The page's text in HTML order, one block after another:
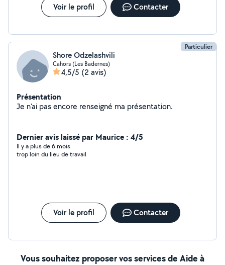
Voir le profil Contacter
Particulier
Shore Odzelashvili
Cahors (Les Badernes)
4,5/5 (2 avis)
Présentation
Je n'ai pas encore renseigné ma présentation.
Dernier avis laissé par Maurice : 4/5
Il y a plus de 6 mois
trop loin du lieu de travail
Voir le profil Contacter
Vous souhaitez proposer vos services de Aide à